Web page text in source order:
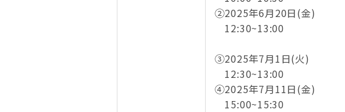
②2025年6月20日(金)
12:30~13:00
③2025年7月1日(火)
12:30~13:00
④2025年7月11日(金)
15:00~15:30